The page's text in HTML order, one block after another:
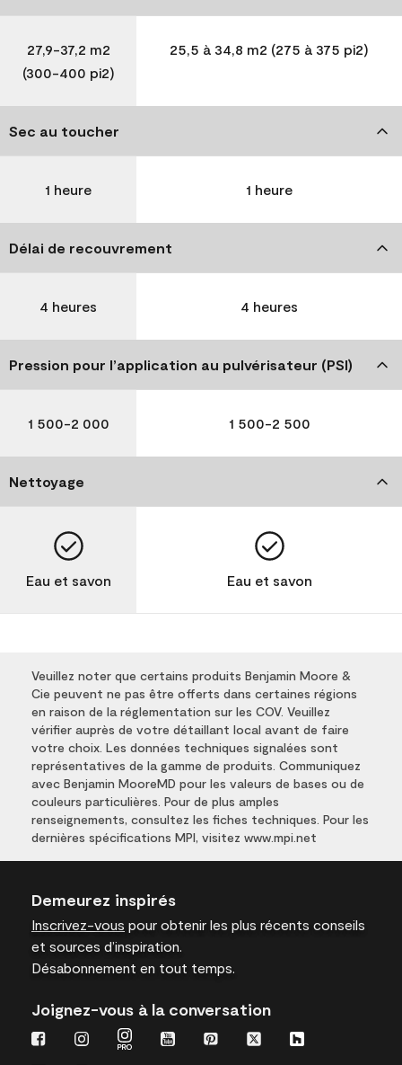
27,9-37,2 m2
(300-400 pi2)
25,5 à 34,8 m2 (275 à 375 pi2)
Sec au toucher
1 heure 1 heure
Délai de recouvrement
4 heures 4 heures
Pression pour l’application au pulvérisateur (PSI)
1 500-2 000 1 500-2 500
Nettoyage
Eau et savon Eau et savon
Veuillez noter que certains produits Benjamin Moore &
Cie peuvent ne pas être offerts dans certaines régions
en raison de la réglementation sur les COV. Veuillez
vérifier auprès de votre détaillant local avant de faire
votre choix. Les données techniques signalées sont
représentatives de la gamme de produits. Communiquez
avec Benjamin MooreMD pour les valeurs de bases ou de
couleurs particulières. Pour de plus amples
renseignements, consultez les fiches techniques. Pour les
dernières spécifications MPI, visitez www.mpi.net
Demeurez inspirés
Inscrivez-vous pour obtenir les plus récents conseils
et sources d’inspiration.
Désabonnement en tout temps.
Joignez-vous à la conversation